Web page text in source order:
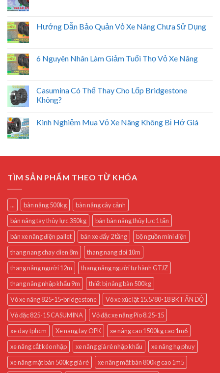
Hướng Dẫn Bảo Quản Vỏ Xe Nâng Chưa Sử Dụng
6 Nguyên Nhân Làm Giảm Tuổi Thọ Vỏ Xe Nâng
Casumina Có Thể Thay Cho Lốp Bridgestone
Không?
Kinh Nghiệm Mua Vỏ Xe Nâng Không Bị Hớ Giá
TÌM SẢN PHẨM THEO TỪ KHÓA
... bàn nâng 500kg
bàn nâng cây cảnh
bàn nâng tay thủy lực 350kg
bán bàn nâng thủy lực 1 tấn
bán xe nâng điện pallet
bán xe đẩy 2 tầng
bộ nguồn mini điện
thang nang chay dien 8m
thang nang doi 10m
thang nâng người 12m
thang nâng người tự hành GTJZ
thang nâng nhập khẩu 9m
thiết bị nâng bàn 500kg
Vỏ xe nâng 825-15-bridgestone
Vỏ xe xúc lật 15.5/80-18 BKT ẤN ĐỘ
Vỏ đặc 825-15 CASUMINA
Vỏ đặc xe nâng Pio 8.25-15
xe day tphcm
Xe nang tay OPK
xe nâng cao 1500kg cao 1m6
xe nâng cắt kéo nhập
xe nâng giá rẻ nhập khẩu
xe nâng hạ phuy
xe nâng mặt bàn 500kg giá rẻ
xe nâng mặt bàn 800kg cao 1m5